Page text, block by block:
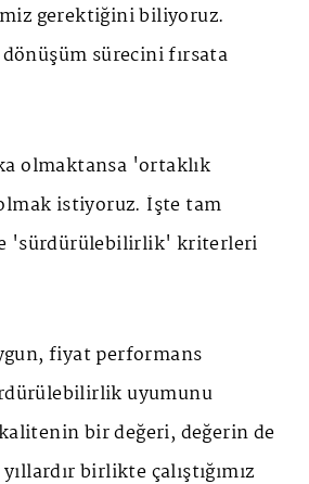
gerektiğini biliyoruz.
sürecini fırsata
olmaktansa 'ortaklık
istiyoruz. İşte tam
'sürdürülebilirlik' kriterleri
fiyat performans
uyumunu
bir değeri, değerin de
birlikte çalıştığımız